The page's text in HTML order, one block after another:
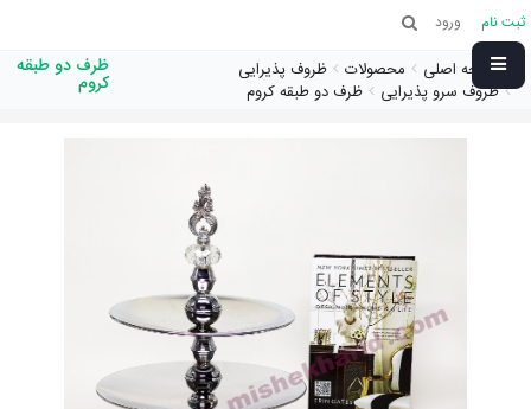
ثبت نام ورود
صفحه اصلی محصولات
ظروف پذیرایی
ظروف سرو پذیرایی
ظرف دو طبقه کروم
ظرف دو طبقه
کروم